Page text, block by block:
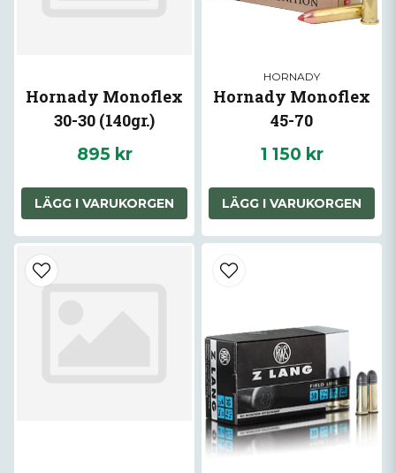
Hornady Monoflex
30-30 (140gr.)
895 kr
LÄGG I VARUKORGEN
HORNADY
Hornady Monoflex
45-70
1 150 kr
LÄGG I VARUKORGEN